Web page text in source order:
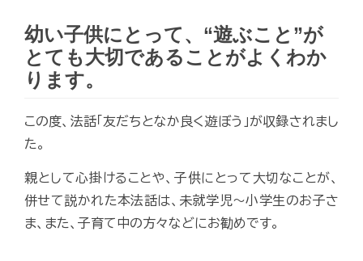
幼い子供にとって、“遊ぶこと”が
とても大切であることがよくわか
ります。
この度、法話「友だちとなか良く遊ぼう」が収録されまし
た。
親として心掛けることや、子供にとって大切なことが、
併せて説かれた本法話は、未就学児～小学生のお子さ
ま、また、子育て中の方々などにお勧めです。